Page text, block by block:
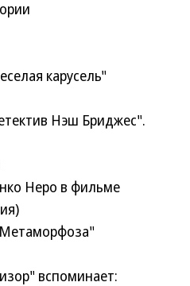
карусель"
Нэш Бриджес".
Неро в фильме
вспоминает: